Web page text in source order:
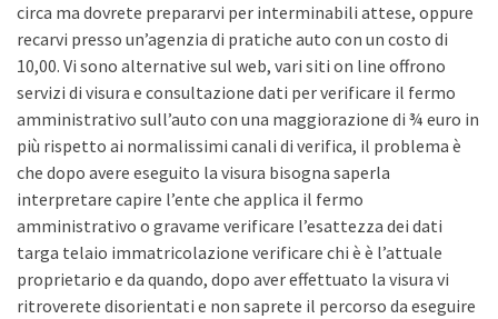
circa ma dovrete prepararvi per interminabili attese, oppure
recarvi presso un’agenzia di pratiche auto con un costo di
10,00. Vi sono alternative sul web, vari siti on line offrono
servizi di visura e consultazione dati per verificare il fermo
amministrativo sull’auto con una maggiorazione di ¾ euro in
più rispetto ai normalissimi canali di verifica, il problema è
che dopo avere eseguito la visura bisogna saperla
interpretare capire l’ente che applica il fermo
amministrativo o gravame verificare l’esattezza dei dati
targa telaio immatricolazione verificare chi è è l’attuale
proprietario e da quando, dopo aver effettuato la visura vi
ritroverete disorientati e non saprete il percorso da eseguire